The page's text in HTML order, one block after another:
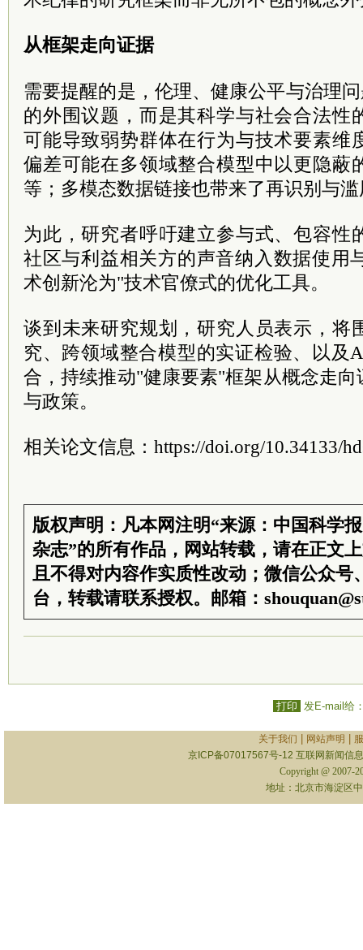
从框架走向证据
需要提醒的是，伦理、健康公平与治理
的外围议题，而是其科学与社会合法性
可能导致弱势群体在行为与技术要素维
偏差可能在多领域整合模型中以更隐蔽
等；多模态数据链接也带来了再识别与
为此，研究者呼吁建立参与式、包容性
社区与利益相关方的声音纳入数据使用
术创新沦为"技术官僚式的优化工具。
谈到未来研究规划，研究人员表示，将
究、跨领域整合模型的实证检验、以及
合，持续推动"健康要素"框架从概念走
与政策。
相关论文信息：https://doi.org/10.34133/
版权声明：凡本网注明“来源：中国科学
杂志”的所有作品，网站转载，请在正文
且不得对内容作实质性改动；微信公众号
台，转载请联系授权。邮箱：
打印 发E-mail给
关于我们 网站声明
京ICP备07017567号-12 互联网新闻信
Copyright @ 2007-
地址：北京市海淀区